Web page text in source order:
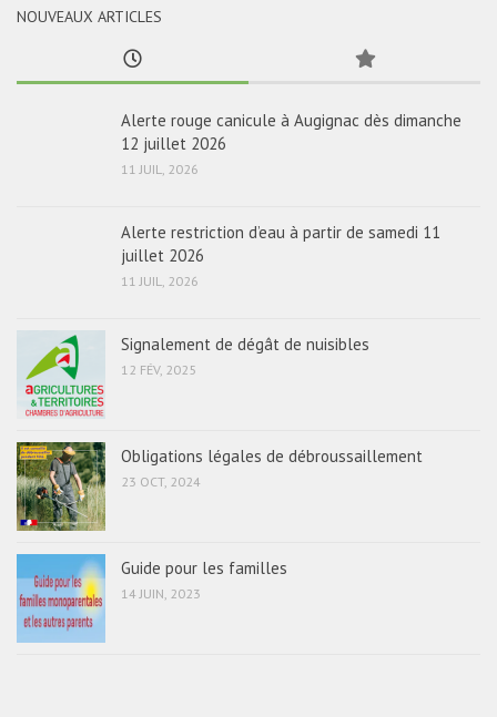
NOUVEAUX ARTICLES
Alerte rouge canicule à Augignac dès dimanche
12 juillet 2026
11 JUIL, 2026
Alerte restriction d’eau à partir de samedi 11
juillet 2026
11 JUIL, 2026
Signalement de dégât de nuisibles
12 FÉV, 2025
Obligations légales de débroussaillement
23 OCT, 2024
Guide pour les familles
14 JUIN, 2023